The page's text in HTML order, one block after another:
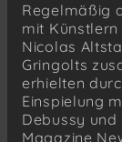
Regelmäßig
mit
Nicolas
Gringolts
erhielten
Einspielung
Debussy
Magazine